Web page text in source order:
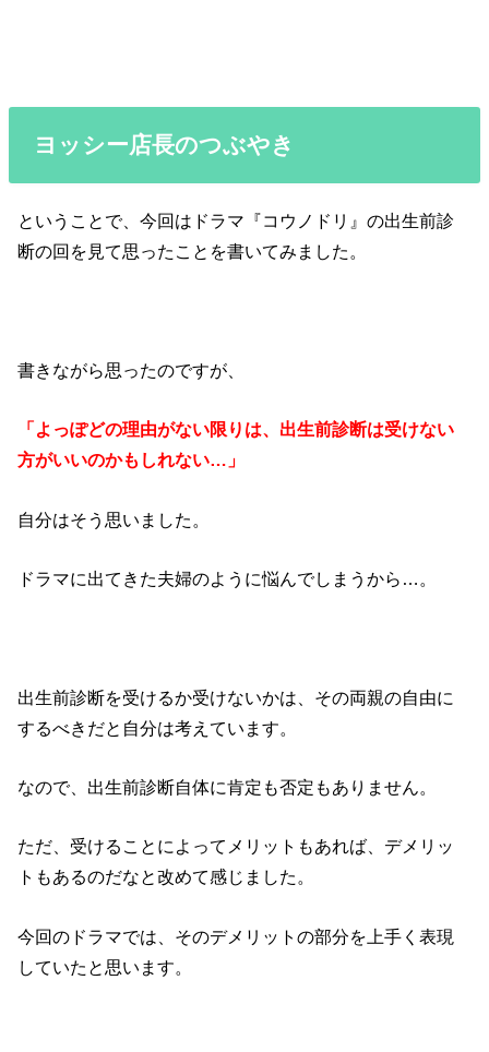
ヨッシー店長のつぶやき
ということで、今回はドラマ『コウノドリ』の出生前診
断の回を見て思ったことを書いてみました。
書きながら思ったのですが、
「よっぽどの理由がない限りは、出生前診断は受けない
方がいいのかもしれない…」
自分はそう思いました。
ドラマに出てきた夫婦のように悩んでしまうから…。
出生前診断を受けるか受けないかは、その両親の自由に
するべきだと自分は考えています。
なので、出生前診断自体に肯定も否定もありません。
ただ、受けることによってメリットもあれば、デメリッ
トもあるのだなと改めて感じました。
今回のドラマでは、そのデメリットの部分を上手く表現
していたと思います。